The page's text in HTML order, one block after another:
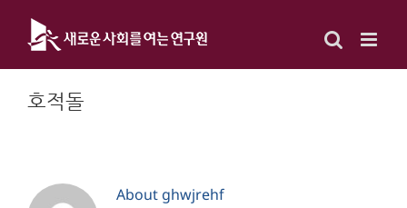
content
호적돌
About ghwjrehf